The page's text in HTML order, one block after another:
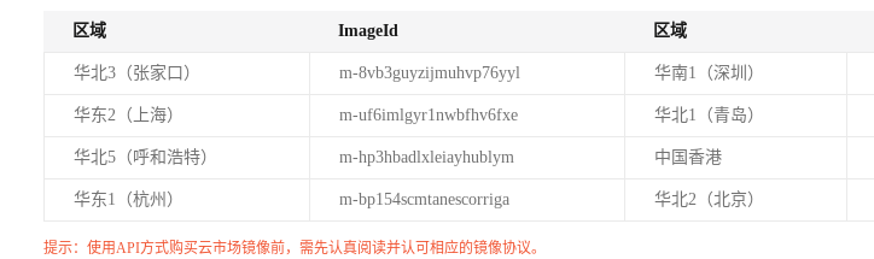
区域 ImageId 区域
华北3（张家口） m-8vb3guyzijmuhvp76yyl 华南1（深圳）
华东2（上海） m-uf6imlgyr1nwbfhv6fxe 华北1（青岛）
华北5（呼和浩特） m-hp3hbadlxleiayhublym 中国香港
华东1（杭州） m-bp154scmtanescorriga 华北2（北京）
提示：使用API方式购买云市场镜像前，需先认真阅读并认可相应的镜像协议。